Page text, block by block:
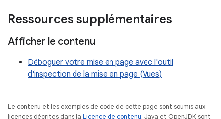
Ressources supplémentaires
Afficher le contenu
Déboguer votre mise en page avec l'outil
d'inspection de la mise en page (Vues)
Le contenu et les exemples de code de cette page sont soumis aux
licences décrites dans la Licence de contenu. Java et OpenJDK sont